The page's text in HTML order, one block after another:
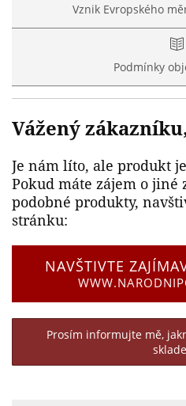
Vznik Evropského
Podmínky
Vážený
Je nám líto, ale produkt je
Pokud máte zájem o jiné
podobné produkty,
stránku:
NAVŠTIVTE
Prosím informujte mě,